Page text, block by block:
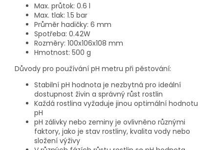
Max. průtok: 0.6 l
Max. tlak: 1.5 bar
Průměr hadičky: 6 mm
Spotřeba: 0.42W
Rozměry: 100x106x108 mm
Hmotnost: 500 g
Důvody pro používání pH metru při pěstování:
Stabilní pH hodnota je nezbytná pro ideální
dostupnost živin a správný růst rostlin
Každá rostlina vyžaduje jinou optimální hodnotu
pH
pH zálivky nebo zeminy je ovlivněno různými
faktory, jako je stav rostliny, kvalita vody nebo
složení výživy